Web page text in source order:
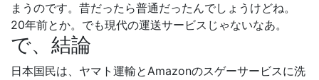
まうのです。昔だったら普通だったんでしょうけどね。
20年前とか。でも現代の運送サービスじゃないなあ。
で、結論
日本国民は、ヤマト運輸とAmazonのスゲーサービスに洗